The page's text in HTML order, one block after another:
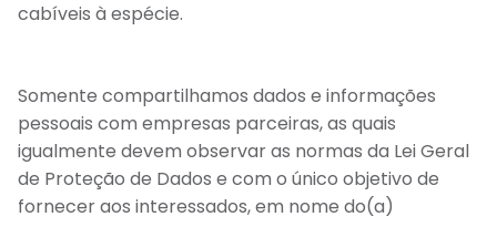
cabíveis à espécie.
Somente compartilhamos dados e informações
pessoais com empresas parceiras, as quais
igualmente devem observar as normas da Lei Geral
de Proteção de Dados e com o único objetivo de
fornecer aos interessados, em nome do(a)